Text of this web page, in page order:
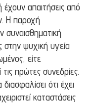
απαιτήσεις από
Η παροχή
συναισθηματική
στην ψυχική υγεία
είτε
πρώτες συνεδρίες.
ότι έχει
καταστάσεις